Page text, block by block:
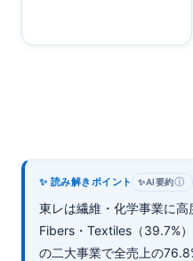
✨ 読み解きポイント ✨AI要約ⓘ
東レは繊維・化学事業に高
Fibers・Textiles（39.7%
の二大事業で全売上の